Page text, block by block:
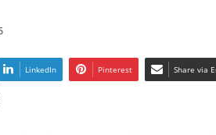
LinkedIn Pinterest Share via